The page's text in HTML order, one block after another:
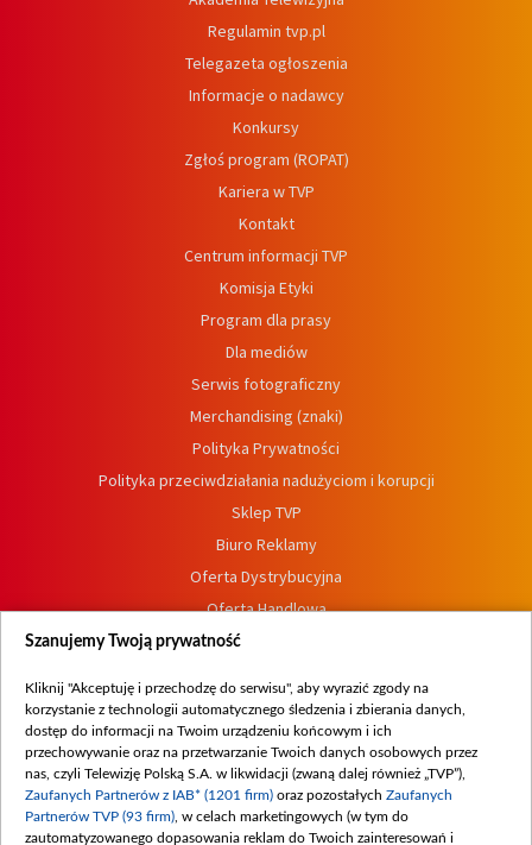
Regulamin tvp.pl
Telegazeta ogłoszenia
Informacje o nadawcy
Konkursy
Zgłoś program (ROPAT)
Kariera w TVP
Kontakt
Centrum informacji TVP
Komisja Etyki
Program dla prasy
Dla mediów
Serwis fotograficzny
Merchandising (znaki)
Polityka Prywatności
Polityka przeciwdziałania nadużyciom i korupcji
Sklep TVP
Biuro Reklamy
Oferta Dystrybucyjna
Oferta Handlowa
Dostępność
Procedura zgłoszeń wewnętrznych
Szanujemy Twoją prywatność
Kliknij "Akceptuję i przechodzę do serwisu", aby wyrazić zgody na
korzystanie z technologii automatycznego śledzenia i zbierania danych,
dostęp do informacji na Twoim urządzeniu końcowym i ich
przechowywanie oraz na przetwarzanie Twoich danych osobowych przez
nas, czyli Telewizję Polską S.A. w likwidacji (zwaną dalej również „TVP”),
Zaufanych Partnerów z IAB* (1201 firm) oraz pozostałych Zaufanych
Partnerów TVP (93 firm) , w celach marketingowych (w tym do
zautomatyzowanego dopasowania reklam do Twoich zainteresowań i